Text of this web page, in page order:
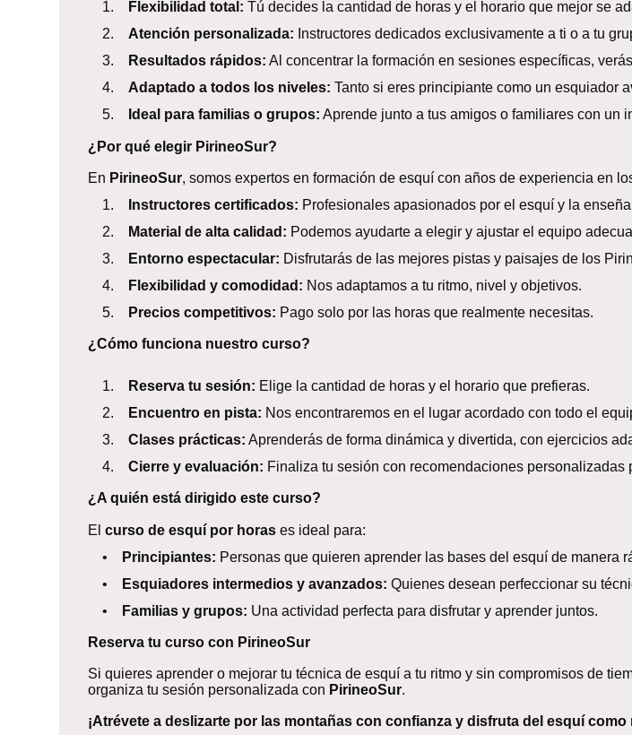
1. Flexibilidad total: Tú decides la cantidad de horas y el horario que mejor se
2. Atención personalizada: Instructores dedicados exclusivamente a ti o a tu
3.
Resultados rápidos: Al concentrar la formación en sesiones específicas,
4. Adaptado a todos los niveles: Tanto si eres principiante como un esquiador
5.
Ideal para familias o grupos: Aprende junto a tus amigos o familiares con un
¿Por qué elegir PirineoSur?
En PirineoSur, somos expertos en formación de esquí con años de experiencia en
1.
Instructores certificados: Profesionales apasionados por el esquí y la
2.
Material de alta calidad: Podemos ayudarte a elegir y ajustar el equipo
3.
Entorno espectacular: Disfrutarás de las mejores pistas y paisajes de los
4.
Flexibilidad y comodidad: Nos adaptamos a tu ritmo, nivel y objetivos.
5.
Precios competitivos: Pago solo por las horas que realmente necesitas.
¿Cómo funciona nuestro curso?
1. Reserva tu sesión: Elige la cantidad de horas y el horario que prefieras.
2.
Encuentro en pista: Nos encontraremos en el lugar acordado con todo el
3. Clases prácticas: Aprenderás de forma dinámica y divertida, con ejercicios
4. Cierre y evaluación: Finaliza tu sesión con recomendaciones personalizadas
¿A quién está dirigido este curso?
El curso de esquí por horases ideal para:
•
Principiantes: Personas que quieren aprender las bases del esquí de manera
•
Esquiadores intermedios y avanzados: Quienes desean perfeccionar su
•
Familias y grupos: Una actividad perfecta para disfrutar y aprender juntos.
Reserva tu curso con PirineoSur
Si quieres aprender o mejorar tu técnica de esquí a tu ritmo y sin compromisos de
organiza tu sesión personalizada con PirineoSur.
¡Atrévete a deslizarte por las montañas con confianza y disfruta del esquí como